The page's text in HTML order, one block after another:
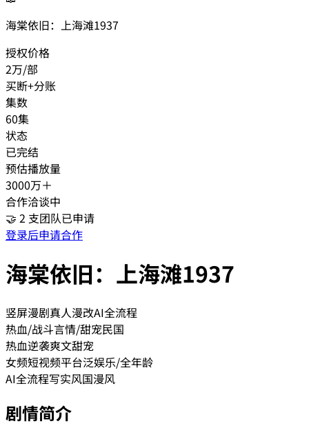
海棠依旧：上海滩1937
授权价格
2万/部
买断+分账
集数
60集
状态
已完结
预估播放量
3000万＋
合作洽谈中
🤝 2 支团队已申请
登录后申请合作
海棠依旧：上海滩1937
竖屏漫剧真人漫改AI全流程
热血/战斗言情/甜宠民国
热血逆袭爽文甜宠
女频短视频平台泛娱乐/全年龄
AI全流程写实风国漫风
剧情简介